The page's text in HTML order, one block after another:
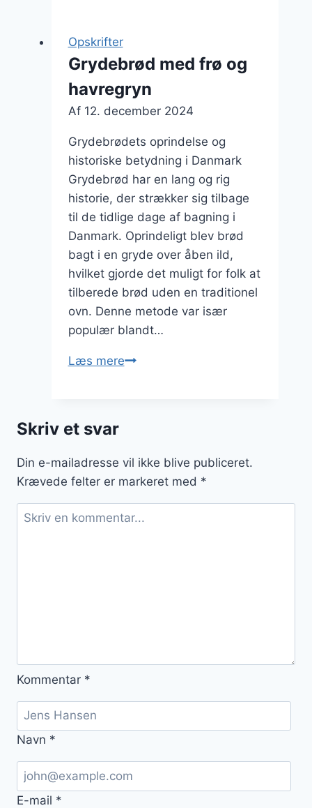
Opskrifter
Grydebrød med frø og
havregryn
Af 12. december 2024
Grydebrødets oprindelse og
historiske betydning i Danmark
Grydebrød har en lang og rig
historie, der strækker sig tilbage
til de tidlige dage af bagning i
Danmark. Oprindeligt blev brød
bagt i en gryde over åben ild,
hvilket gjorde det muligt for folk at
tilberede brød uden en traditionel
ovn. Denne metode var især
populær blandt…
Læs mereGrydebrød
Skriv et svar
Din e-mailadresse vil ikke blive publiceret.
Krævede felter er markeret med *
Kommentar *
Navn *
E-mail *